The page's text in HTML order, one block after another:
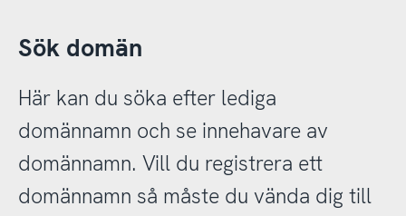
Sök domän
Här kan du söka efter lediga
domännamn och se innehavare av
domännamn. Vill du registrera ett
domännamn så måste du vända dig till